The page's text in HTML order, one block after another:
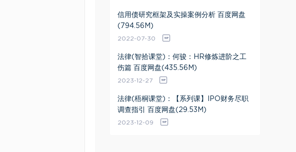
信用债研究框架及实操案例分析 百度网盘
(794.56M)
2022-07-30
法律(智拾课堂)：何骏：HR修炼进阶之工
伤篇 百度网盘(435.56M)
2023-12-27
法律(梧桐课堂)：【系列课】IPO财务尽职
调查指引 百度网盘(29.53M)
2023-12-09